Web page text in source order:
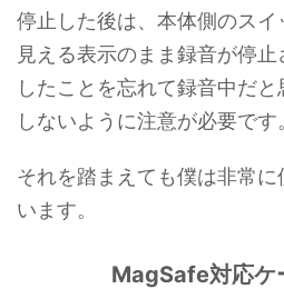
停止した後は、本体側のス
見える表示のまま録音が停
したことを忘れて録音中だ
しないように注意が必要です
それを踏まえても僕は非常
います。
MagSafe対応ケ